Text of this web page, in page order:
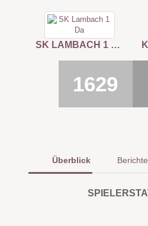
SK LAMBACH 1 DA
1629
Überblick Berichte